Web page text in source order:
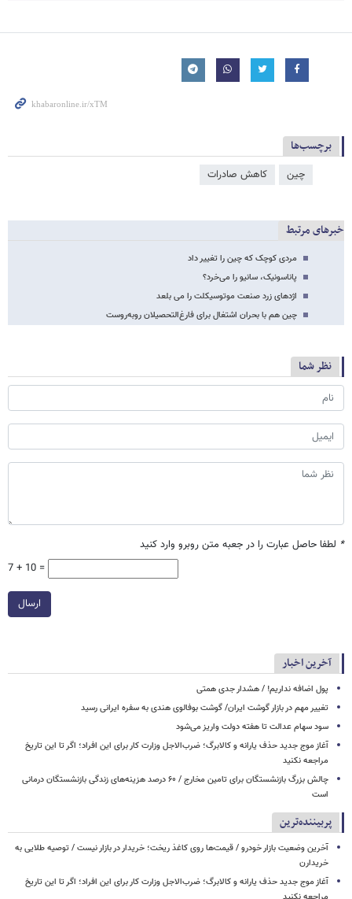
برچسب‌ها
چین کاهش صادرات
خبرهای مرتبط
مردی کوچک که چین را تغییر داد
پاناسونیک، سانیو را می‌خرد؟
اژدهای زرد صنعت موتوسیکلت را می بلعد
چین هم با بحران اشتغال برای فارغ‌التحصیلان روبه‌روست
نظر شما
* لطفا حاصل عبارت را در جعبه متن روبرو وارد کنید
7 + 10 =
ارسال
آخرین اخبار
پول اضافه نداریم! / هشدار جدی همتی
تغییر مهم در بازار گوشت ایران/ گوشت بوفالوی هندی به سفره ایرانی رسید
سود سهام عدالت تا هفته دولت واریز می‌شود
آغاز موج جدید حذف یارانه و کالابرگ؛ ضرب‌الاجل وزارت کار برای این افراد؛ اگر تا این تاریخ
مراجعه نکنید
چالش بزرگ بازنشستگان برای تامین مخارج / ۶۰ درصد هزینه‌های زندگی بازنشستگان درمانی
است
پربیننده‌ترین
آخرین وضعیت بازار خودرو / قیمت‌ها روی کاغذ ریخت؛ خریدار در بازار نیست / توصیه طلایی به
خریدارن
آغاز موج جدید حذف یارانه و کالابرگ؛ ضرب‌الاجل وزارت کار برای این افراد؛ اگر تا این تاریخ